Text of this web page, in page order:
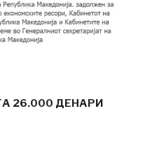
26.000 ДЕНАРИ